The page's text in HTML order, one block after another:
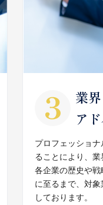
業
ア
プロフェッショ
ることにより、
各企業の歴史や
に至るまで、対
しております。